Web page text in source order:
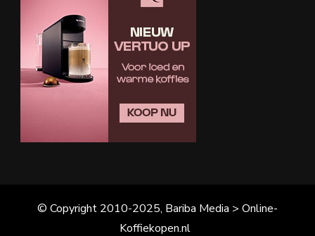
© Copyright 2010-2025, Bariba Media > Online-
Koffiekopen.nl